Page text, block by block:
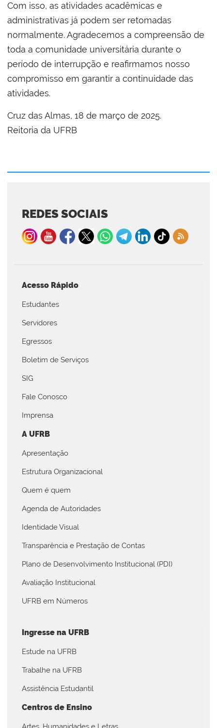
Com isso, as atividades acadêmicas e
administrativas já podem ser retomadas
normalmente. Agradecemos a compreensão de
toda a comunidade universitária durante o
período de interrupção e reafirmamos nosso
compromisso em garantir a continuidade das
atividades.
Cruz das Almas, 18 de março de 2025.
Reitoria da UFRB
REDES SOCIAIS
Acesso Rápido
Estudantes
Servidores
Egressos
Boletim de Serviços
SIG
Fale Conosco
Imprensa
A UFRB
Apresentação
Estrutura Organizacional
Quem é quem
Agenda de Autoridades
Identidade Visual
Transparência e Prestação de Contas
Plano de Desenvolvimento Institucional (PDI)
Avaliação Institucional
UFRB em Números
Ingresse na UFRB
Estude na UFRB
Trabalhe na UFRB
Assistência Estudantil
Centros de Ensino